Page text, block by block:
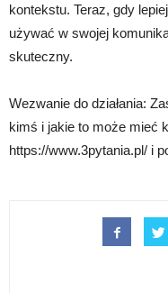
kontekstu. Teraz, gdy
używać w swojej
skuteczny.
Wezwanie do działania:
kimś i jakie to może mieć
https://www.3pytania.pl/ i